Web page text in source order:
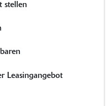
stellen
Leasingangebot